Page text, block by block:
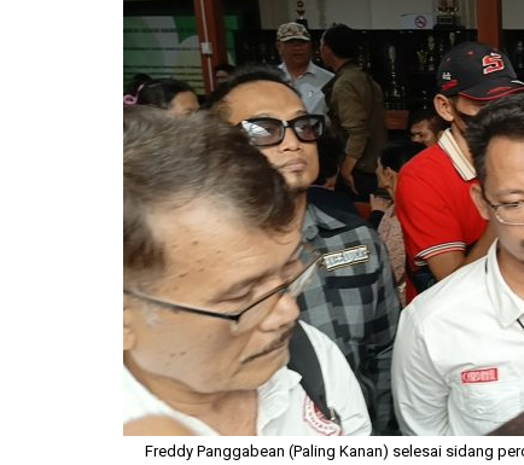
Freddy Panggabean (Paling Kanan) selesai sidang